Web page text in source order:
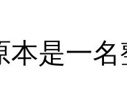
本是一名